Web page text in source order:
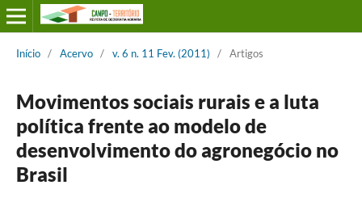
Início / Acervo / v. 6 n. 11 Fev. (2011) / Artigos
Movimentos sociais rurais e a luta
política frente ao modelo de
desenvolvimento do agronegócio no
Brasil